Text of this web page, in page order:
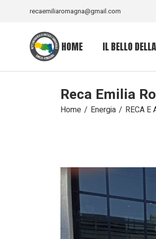
recaemiliaromagna@gmail.com
HOME IL BELLO
Focus di RECA
mobilità
4 leggi
Reca Emilia
Home Energia RECA E